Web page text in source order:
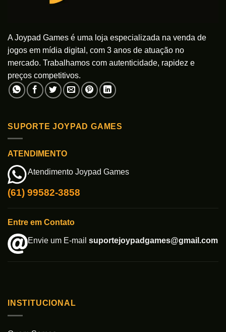
A Joypad Games é uma loja especializada na venda de
jogos em mídia digital, com 3 anos de atuação no
mercado. Trabalhamos com autenticidade, rapidez e
preços competitivos.
SUPORTE JOYPAD GAMES
ATENDIMENTO
Atendimento Joypad Games
(61) 99582-3858
Entre em Contato
Envie um E-mail suportejoypadgames@gmail.com
INSTITUCIONAL